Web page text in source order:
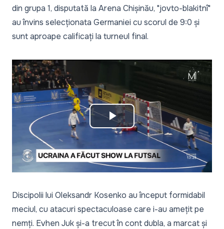
din grupa 1, disputată la Arena Chișinău, "jovto-blakitnî"
au învins selecționata Germaniei cu scorul de 9:0 și
sunt aproape calificați la turneul final.
Play
Video
Discipolii lui Oleksandr Kosenko au început formidabil
meciul, cu atacuri spectaculoase care i-au amețit pe
nemți. Evhen Juk și-a trecut în cont dubla, a marcat și